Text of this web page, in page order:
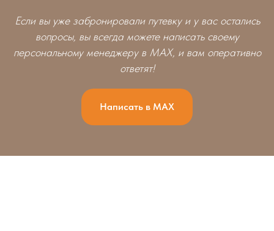
Если вы уже забронировали путевку и у вас остались
вопросы, вы всегда можете написать своему
персональному менеджеру в MAX, и вам оперативно
ответят!
Написать в MAX